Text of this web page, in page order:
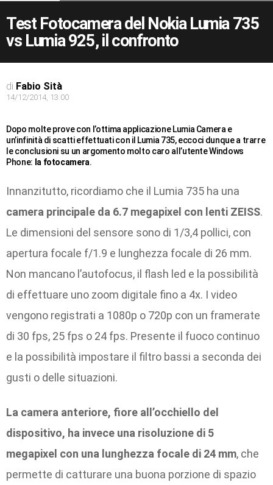
Test Fotocamera del Nokia Lumia 735
vs Lumia 925, il confronto
di Fabio Sità
14/12/2014, 13:00
Dopo molte prove con l’ottima applicazione Lumia Camera e
un’infinità di scatti effettuati con il Lumia 735, eccoci dunque a trarre
le conclusioni su un argomento molto caro all’utente Windows
Phone: la fotocamera.
Innanzitutto, ricordiamo che il Lumia 735 ha una
camera principale da 6.7 megapixel con lenti ZEISS.
Le dimensioni del sensore sono di 1/3,4 pollici, con
apertura focale f/1.9 e lunghezza focale di 26 mm.
Non mancano l’autofocus, il flash led e la possibilità
di effettuare uno zoom digitale fino a 4x. I video
vengono registrati a 1080p o 720p con un framerate
di 30 fps, 25 fps o 24 fps. Presente il fuoco continuo
e la possibilità impostare il filtro bassi a seconda dei
gusti o delle situazioni.
La camera anteriore, fiore all’occhiello del
dispositivo, ha invece una risoluzione di 5
megapixel con una lunghezza focale di 24 mm, che
permette di catturare una buona porzione di spazio